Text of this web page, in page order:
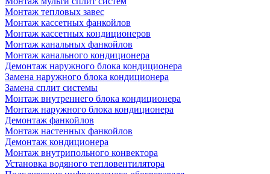
Монтаж тепловых завес
Монтаж кассетных фанкойлов
Монтаж кассетных кондиционеров
Монтаж канальных фанкойлов
Монтаж канального кондиционера
Демонтаж наружного блока кондиционера
Замена наружного блока кондиционера
Замена сплит системы
Монтаж внутреннего блока кондиционера
Монтаж наружного блока кондиционера
Демонтаж фанкойлов
Монтаж настенных фанкойлов
Демонтаж кондиционера
Монтаж внутрипольного конвектора
Установка водяного тепловентилятора